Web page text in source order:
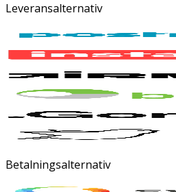
Leveransalternativ
Betalningsalternativ